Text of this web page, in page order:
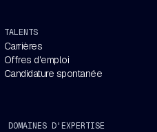
TALENTS
Carrières
Offres d'emploi
Candidature spontanée
DOMAINES D'EXPERTISE